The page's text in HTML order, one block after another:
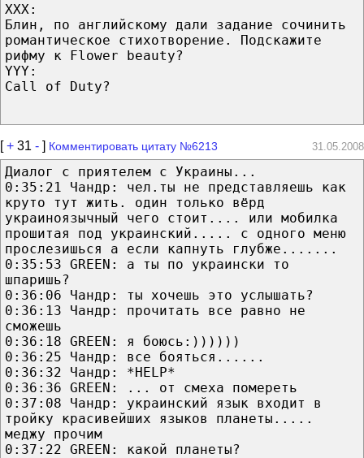
XXX:
Блин, по английскому дали задание сочинить
романтическое стихотворение. Подскажите
рифму к Flower beauty?
YYY:
Call of Duty?
[+ 31 - ] Комментировать цитату №6213 31.05.2008
Диалог с приятелем с Украины...
0:35:21 Чандр: чел.ты не представляешь как
круто тут жить. один только вёрд
украиноязычный чего стоит.... или мобилка
прошитая под украинский..... с одного меню
прослезишься а если капнуть глубже.......
0:35:53 GREEN: а ты по украински то
шпаришь?
0:36:06 Чандр: ты хочешь это услышать?
0:36:13 Чандр: прочитать все равно не
сможешь
0:36:18 GREEN: я боюсь:))))))
0:36:25 Чандр: все бояться......
0:36:32 Чандр: *HELP*
0:36:36 GREEN: ... от смеха помереть
0:37:08 Чандр: украинский язык входит в
тройку красивейших языков планеты.....
меджу прочим
0:37:22 GREEN: какой планеты?